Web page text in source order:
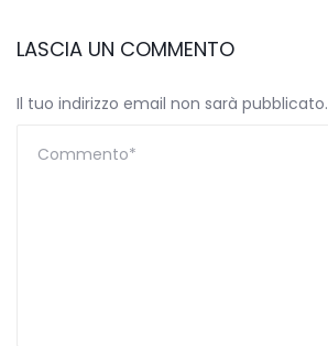
LASCIA UN COMMENTO
Il tuo indirizzo email non sarà pubblicato.